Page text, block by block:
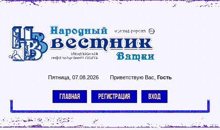
Пятница, 07.08.2026 Приветствую Вас Гость
ГЛАВНАЯ РЕГИСТРАЦИЯ ВХОД